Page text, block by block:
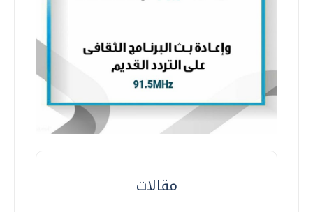
مقالات